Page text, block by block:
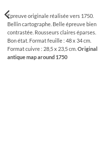
Epreuve originale réalisée vers 1750.
Bellin cartographe. Belle épreuve bien
contrastée. Rousseurs claires éparses.
Bon état. Format feuille : 48 x 34 cm.
Format cuivre : 28,5 x 23,5 cm. Original
antique map around 1750